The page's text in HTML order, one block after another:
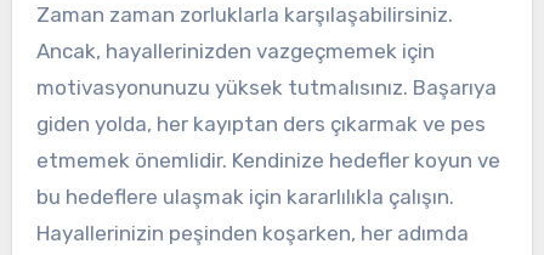
Zaman zaman zorluklarla karşılaşabilirsiniz.
Ancak, hayallerinizden vazgeçmemek için
motivasyonunuzu yüksek tutmalısınız. Başarıya
giden yolda, her kayıptan ders çıkarmak ve pes
etmemek önemlidir. Kendinize hedefler koyun ve
bu hedeflere ulaşmak için kararlılıkla çalışın.
Hayallerinizin peşinden koşarken, her adımda